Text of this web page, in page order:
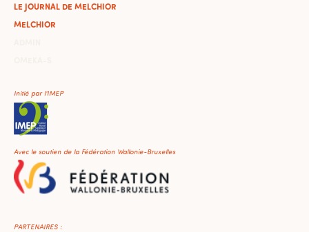
LE JOURNAL DE MELCHIOR
MELCHIOR
Initié par l'IMEP
Avec le soutien de la Fédération Wallonie-Bruxelles
PARTENAIRES :